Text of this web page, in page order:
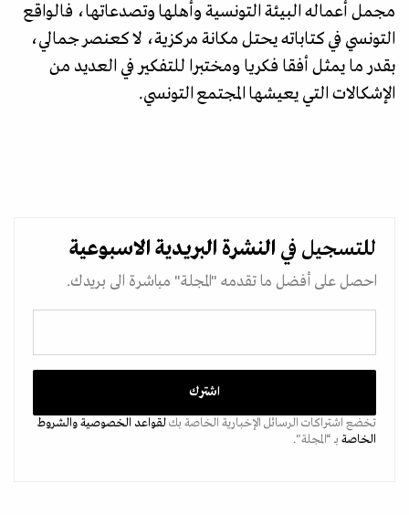
مجمل أعماله البيئة التونسية وأهلها وتصدعاتها، فالواقع
التونسي في كتاباته يحتل مكانة مركزية، لا كعنصر جمالي،
بقدر ما يمثل أفقا فكريا ومختبرا للتفكير في العديد من
الإشكالات التي يعيشها المجتمع التونسي.
للتسجيل في النشرة البريدية الاسبوعية
احصل على أفضل ما تقدمه "المجلة" مباشرة الى بريدك.
تخضع اشتراكات الرسائل الإخبارية الخاصة بكلقواعد الخصوصيةوالشروط
الخاصة بـ “المجلة".